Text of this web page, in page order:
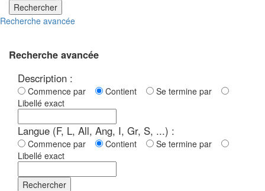
Rechercher
Recherche avancée
Recherche avancée
Description :
Commence par Contient
Se termine par
Libellé exact
Langue (F, L, All, Ang, I, Gr, S, ...) :
Commence par Contient
Se termine par
Libellé exact
Rechercher